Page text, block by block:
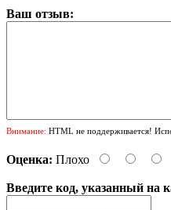
Ваш отзыв:
Внимание: HTML не поддерживается!
Оценка: Плохо
Введите код, указанный на